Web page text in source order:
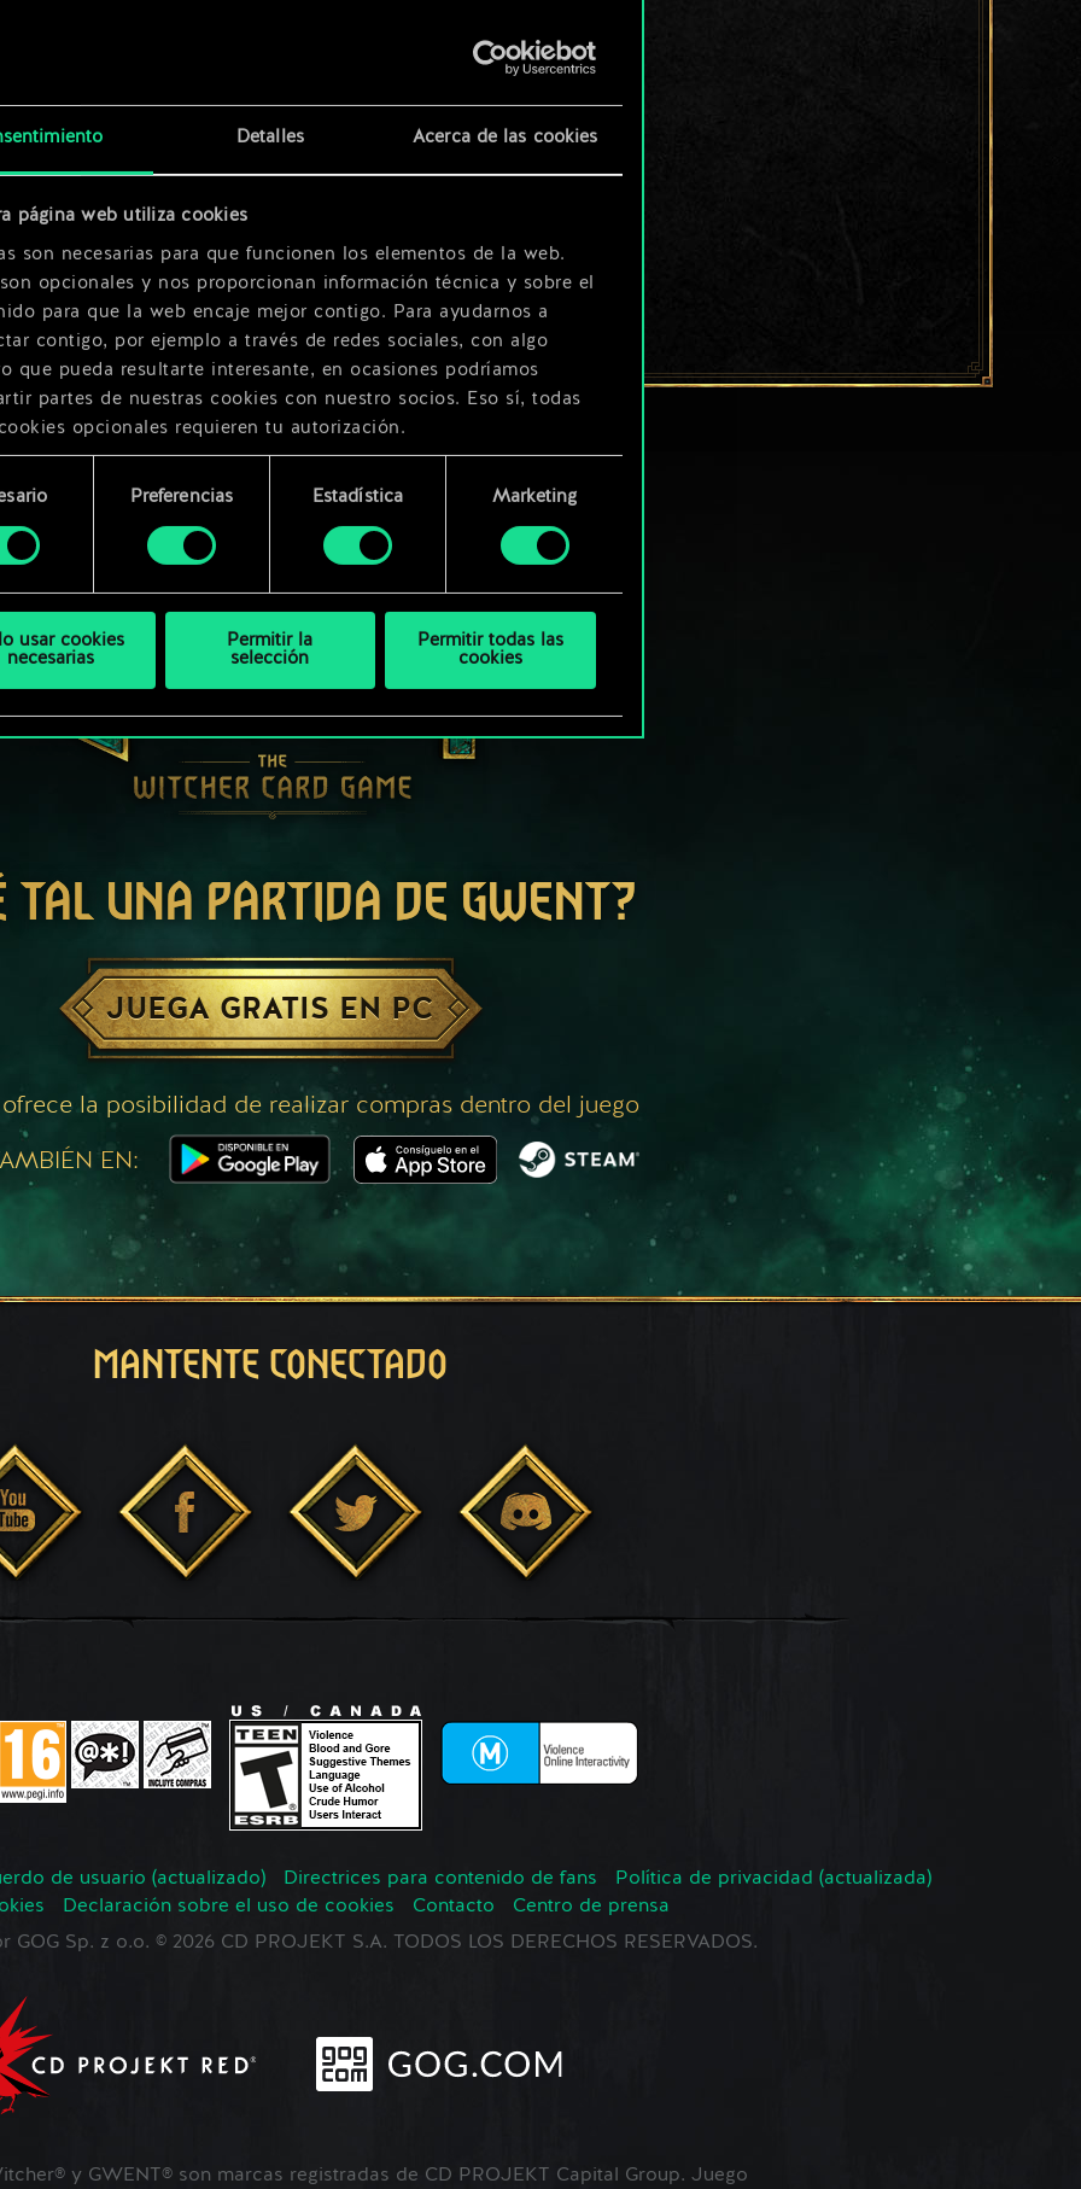
Detalles Acerca de las cookies
página web utiliza cookies
son necesarias para que funcionen los elementos de la web.
opcionales y nos proporcionan información técnica y sobre el
para que la web encaje mejor contigo. Para ayudarnos a
contigo, por ejemplo a través de redes sociales, con algo
que pueda resultarte interesante, en ocasiones podríamos
partes de nuestras cookies con nuestro socios. Eso sí, todas
opcionales requieren tu autorización.
todos los detalles sobre nuestro uso de las cookies y
Preferencias Estadística Marketing
usar cookies
necesarias
Permitir la
selección
Permitir todas las
cookies
x2
x2
TAL UNA PARTIDA DE GWENT?
JUEGA GRATIS EN PC
ofrece la posibilidad de realizar compras dentro del juego
EN:
MANTENTE CONECTADO
de usuario (actualizado) Directrices para contenido de fans
Política de privacidad (actualizada)
Declaración sobre el uso de cookies Contacto
Centro de prensa
Sp. z o.o. © 2026 CD PROJEKT S.A. TODOS LOS DERECHOS RESERVADOS.
y GWENT® son marcas registradas de CD PROJEKT Capital Group. Juego